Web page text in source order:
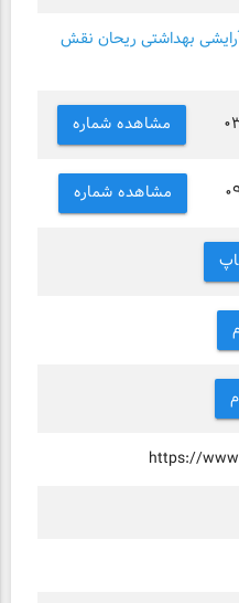
بهداشتی ریحان نقش
مشاهده شماره
مشاهده شماره
https://